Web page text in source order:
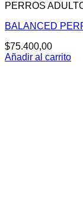
PERROS
BALANCED
$75.400,00
Añadir al carrito